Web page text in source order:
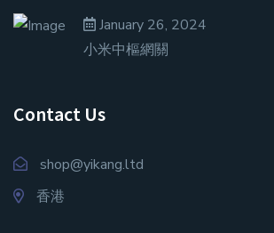
Contact Us
shop@yikang.ltd
香港
January 26, 2024
小米中樞網關